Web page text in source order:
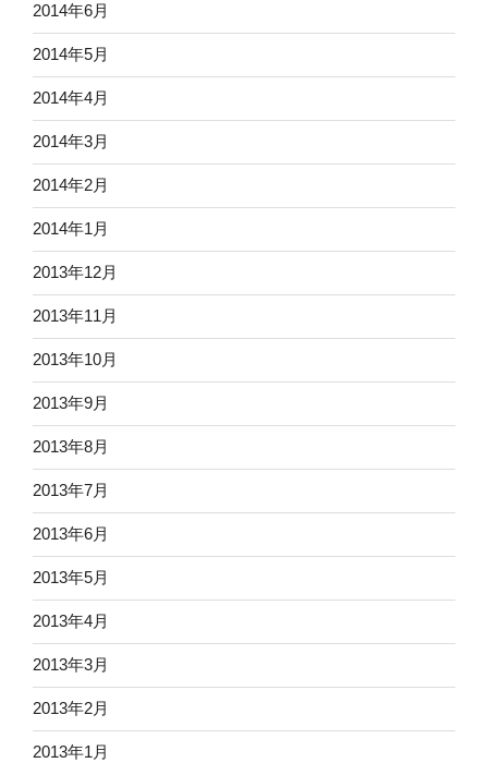
2014年6月
2014年5月
2014年4月
2014年3月
2014年2月
2014年1月
2013年12月
2013年11月
2013年10月
2013年9月
2013年8月
2013年7月
2013年6月
2013年5月
2013年4月
2013年3月
2013年2月
2013年1月